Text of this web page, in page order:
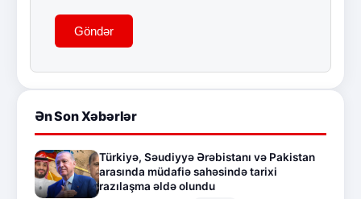
Göndər
Ən Son Xəbərlər
Türkiyə, Səudiyyə Ərəbistanı və Pakistan
arasında müdafiə sahəsində tarixi
razılaşma əldə olundu